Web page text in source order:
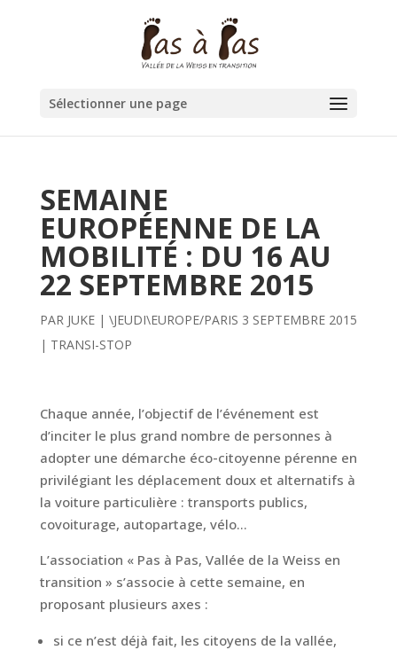
Sélectionner une page
SEMAINE
EUROPÉENNE DE LA
MOBILITÉ : DU 16 AU
22 SEPTEMBRE 2015
PAR JUKE| \JEUDI\EUROPE/PARIS 3 SEPTEMBRE 2015
| TRANSI-STOP
Chaque année, l’objectif de l’événement est
d’inciter le plus grand nombre de personnes à
adopter une démarche éco-citoyenne pérenne en
privilégiant les déplacement doux et alternatifs à
la voiture particulière : transports publics,
covoiturage, autopartage, vélo…
L’association « Pas à Pas, Vallée de la Weiss en
transition » s’associe à cette semaine, en
proposant plusieurs axes :
si ce n’est déjà fait, les citoyens de la vallée,